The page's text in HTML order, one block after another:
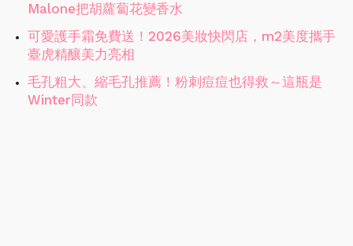
Malone把胡蘿蔔花變香水
可愛護手霜免費送！2026美妝快閃店，m2美度攜手
臺虎精釀美力亮相
毛孔粗大、縮毛孔推薦！粉刺痘痘也得救～這瓶是
Winter同款